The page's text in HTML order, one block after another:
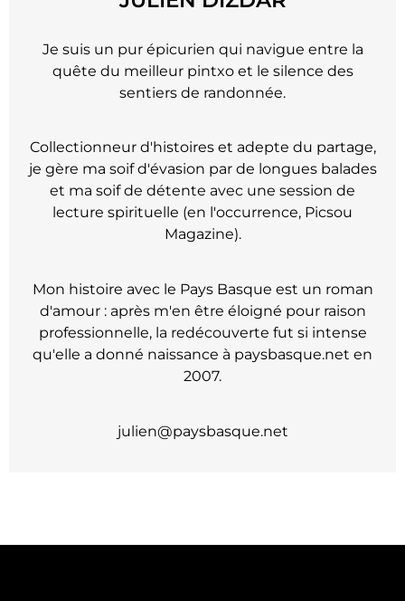
Je suis un pur épicurien qui navigue entre la
quête du meilleur pintxo et le silence des
sentiers de randonnée.
Collectionneur d'histoires et adepte du partage,
je gère ma soif d'évasion par de longues balades
et ma soif de détente avec une session de
lecture spirituelle (en l'occurrence, Picsou
Magazine).
Mon histoire avec le Pays Basque est un roman
d'amour : après m'en être éloigné pour raison
professionnelle, la redécouverte fut si intense
qu'elle a donné naissance à paysbasque.net en
2007.
julien@paysbasque.net